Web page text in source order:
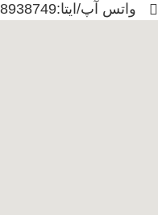
واتس آپ/ایتا:09908938749